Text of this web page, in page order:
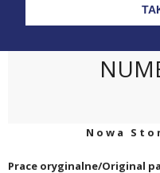
N o w a S t o
Prace oryginalne/Original